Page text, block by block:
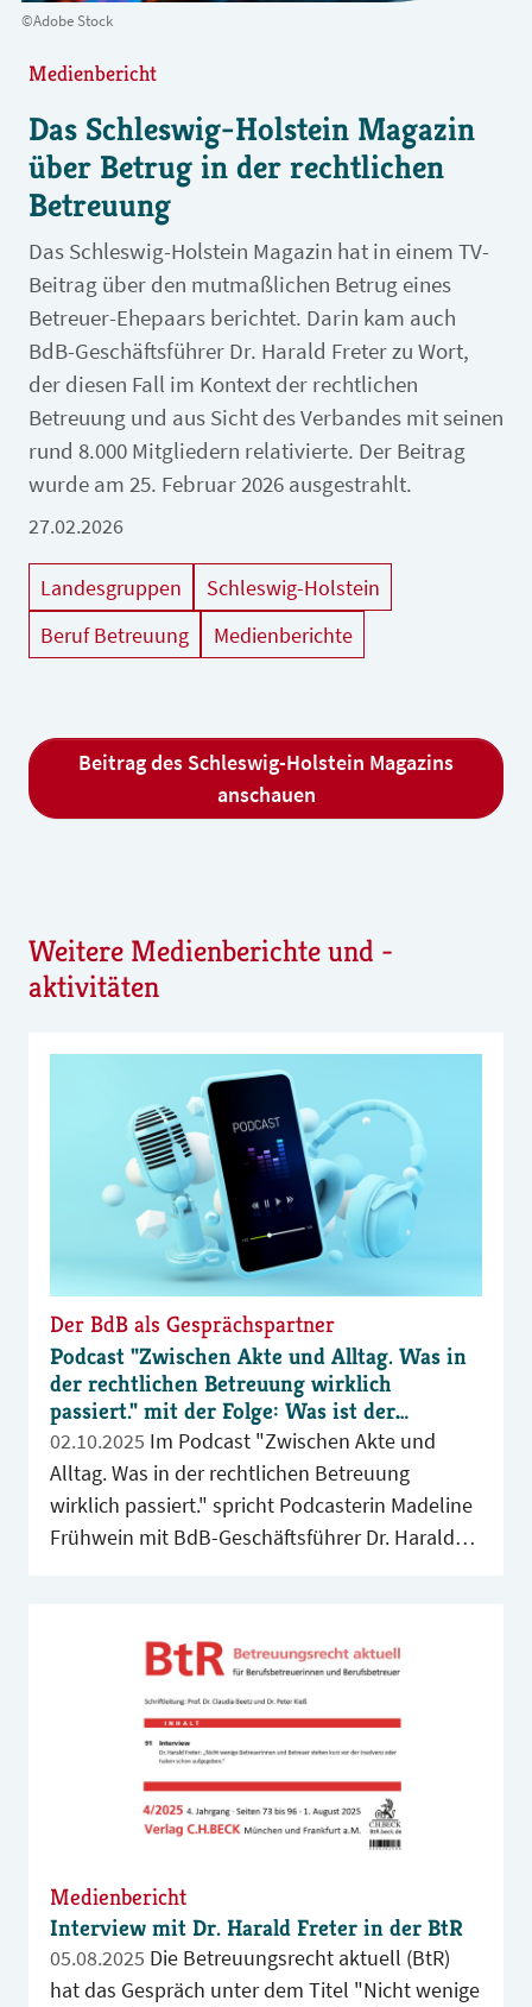
©Adobe Stock
Medienbericht
Das Schleswig-Holstein Magazin
über Betrug in der rechtlichen
Betreuung
Das Schleswig-Holstein Magazin hat in einem TV-
Beitrag über den mutmaßlichen Betrug eines
Betreuer-Ehepaars berichtet. Darin kam auch
BdB-Geschäftsführer Dr. Harald Freter zu Wort,
der diesen Fall im Kontext der rechtlichen
Betreuung und aus Sicht des Verbandes mit seinen
rund 8.000 Mitgliedern relativierte. Der Beitrag
wurde am 25. Februar 2026 ausgestrahlt.
27.02.2026
Landesgruppen
Schleswig-Holstein
Beruf Betreuung
Medienberichte
Beitrag des Schleswig-Holstein Magazins
anschauen
Weitere Medienberichte und -
aktivitäten
Der BdB als Gesprächspartner
Podcast "Zwischen Akte und Alltag. Was in
der rechtlichen Betreuung wirklich
passiert." mit der Folge: Was ist der
Bundesverband der Berufsbetreuer*innen?
02.10.2025
Alltag. Was in der rechtlichen Betreuung
wirklich passiert." spricht Podcasterin Madeline
Frühwein mit BdB-Geschäftsführer Dr. Harald
Medienbericht
Interview mit Dr. Harald Freter in der BtR
05.08.2025
hat das Gespräch unter dem Titel "Nicht wenige